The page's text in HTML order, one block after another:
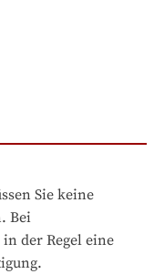
Sie keine
Bei
der Regel eine